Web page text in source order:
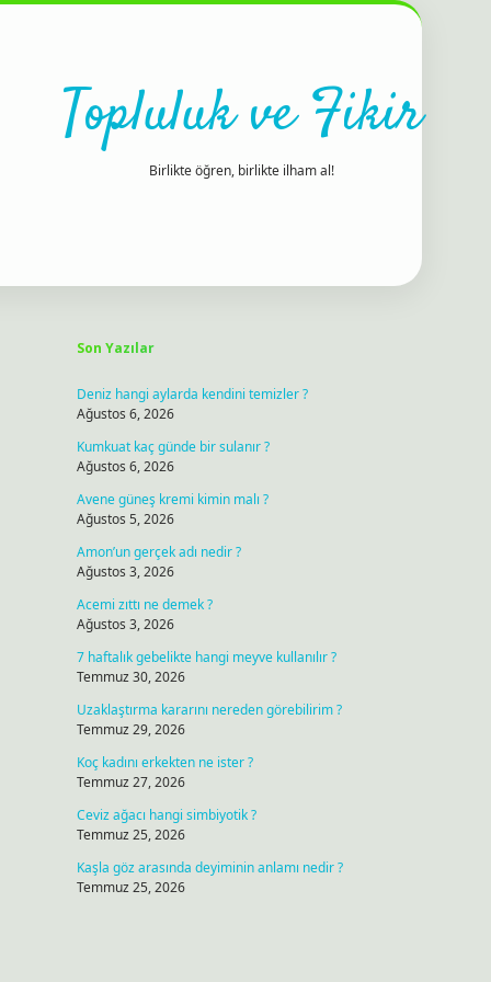
Topluluk ve Fikir
Birlikte öğren, birlikte ilham al!
Son Yazılar
Deniz hangi aylarda kendini temizler ?
Ağustos 6, 2026
Kumkuat kaç günde bir sulanır ?
Ağustos 6, 2026
Avene güneş kremi kimin malı ?
Ağustos 5, 2026
Amon’un gerçek adı nedir ?
Ağustos 3, 2026
Acemi zıttı ne demek ?
Ağustos 3, 2026
7 haftalık gebelikte hangi meyve kullanılır ?
Temmuz 30, 2026
Uzaklaştırma kararını nereden görebilirim ?
Temmuz 29, 2026
Koç kadını erkekten ne ister ?
Temmuz 27, 2026
Ceviz ağacı hangi simbiyotik ?
Temmuz 25, 2026
Kaşla göz arasında deyiminin anlamı nedir ?
Temmuz 25, 2026